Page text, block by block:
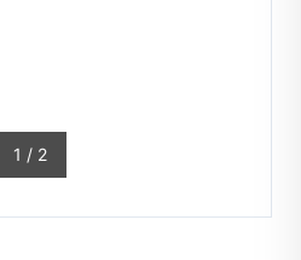
1 / 2